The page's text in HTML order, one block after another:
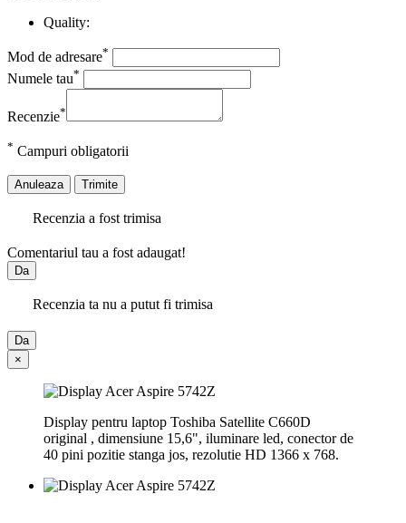
Quality:
Mod de adresare*
Numele tau*
Recenzie*
* Campuri obligatorii
Anuleaza Trimite
Recenzia a fost trimisa
Comentariul tau a fost adaugat!
Da
Recenzia ta nu a putut fi trimisa
Da
×
Display pentru laptop Toshiba Satellite C660D
original , dimensiune 15,6", iluminare led, conector de
40 pini pozitie stanga jos, rezolutie HD 1366 x 768.